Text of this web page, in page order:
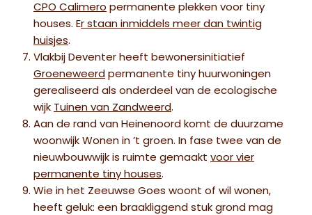
CPO Calimero permanente plekken voor tiny
houses. Er staan inmiddels meer dan twintig
huisjes.
Vlakbij Deventer heeft bewonersinitiatief
Groeneweerd permanente tiny huurwoningen
gerealiseerd als onderdeel van de ecologische
wijk Tuinen van Zandweerd.
Aan de rand van Heinenoord komt de duurzame
woonwijk Wonen in ’t groen. In fase twee van de
nieuwbouwwijk is ruimte gemaakt voor vier
permanente tiny houses.
Wie in het Zeeuwse Goes woont of wil wonen,
heeft geluk: een braakliggend stuk grond mag